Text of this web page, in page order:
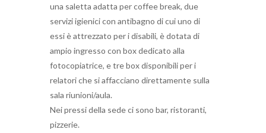
una saletta adatta per coffee break, due
servizi igienici con antibagno di cui uno di
essi è attrezzato per i disabili, è dotata di
ampio ingresso con box dedicato alla
fotocopiatrice, e tre box disponibili per i
relatori che si affacciano direttamente sulla
sala riunioni/aula.
Nei pressi della sede ci sono bar, ristoranti,
pizzerie.